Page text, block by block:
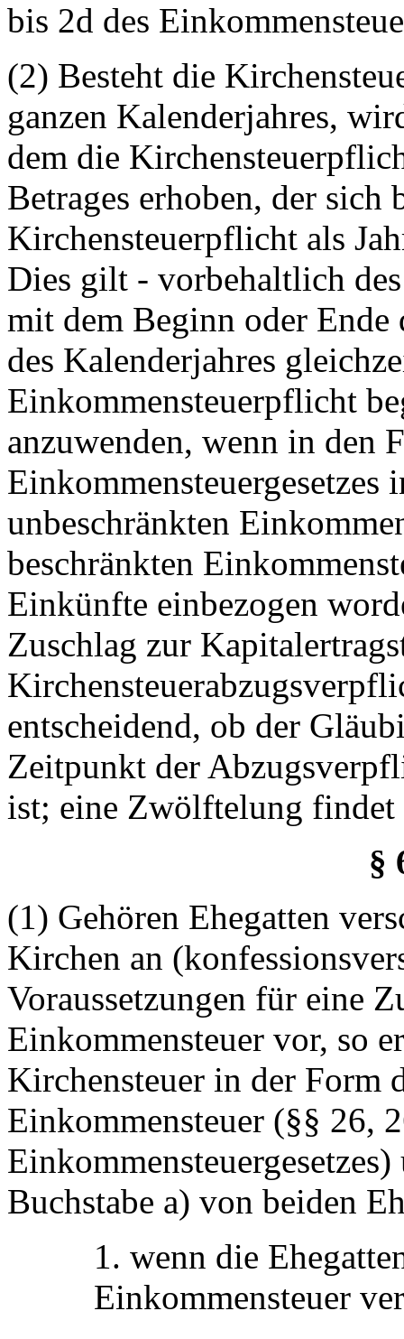
bis 2d des
(2) Besteht die
ganzen Kalenderjahres,
dem die
Betrages erhoben, der sich
Kirchensteuerpflicht als
Dies gilt - vorbehaltlich
mit dem Beginn oder
des Kalenderjahres
Einkommensteuerpflicht
anzuwenden, wenn in den
Einkommensteuergesetzes
unbeschränkten
beschränkten
Einkünfte einbezogen
Zuschlag zur
entscheidend, ob der
Zeitpunkt der
ist; eine Zwölftelung findet
§
(1) Gehören Ehegatten
Kirchen an
Voraussetzungen für eine
Einkommensteuer vor, so
Kirchensteuer in der Form
Einkommensteuer (§§ 26,
Buchstabe a) von beiden
1. wenn die
Einkommensteuer